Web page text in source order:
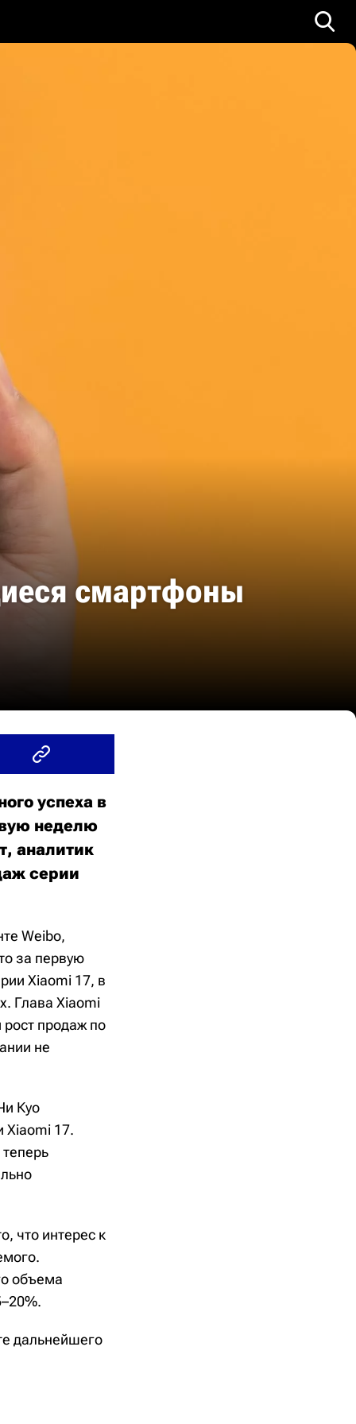
смартфоны
успеха в
неделю
аналитик
серии
Weibo,
за первую
Xiaomi 17, в
Глава Xiaomi
продаж по
не
Куо
Xiaomi 17.
что интерес к
объема
дальнейшего